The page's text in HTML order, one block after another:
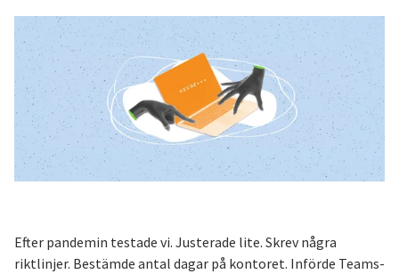
Efter pandemin testade vi. Justerade lite. Skrev några
riktlinjer. Bestämde antal dagar på kontoret. Införde Teams-